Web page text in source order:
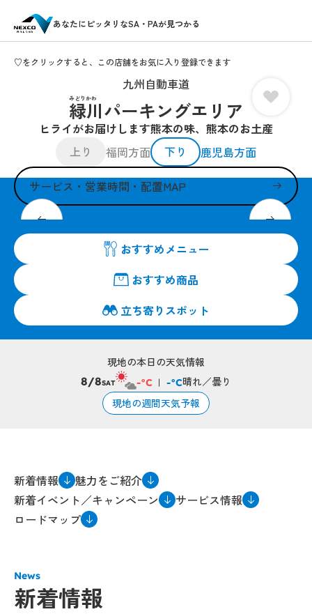
あなたにピッタリなSA・PAが見つかる
♡をクリックすると、この店舗をお気に入り登録できます
九州自動車道
緑川パーキングエリア
みどりかわ
ヒライがお届けします熊本の味、熊本のお土産
上り
福岡方面 下り 鹿児島方面
サービス・営業時間・配置MAP
熊本のソウルフード、竹輪サラダ
おすすめメニュー
おすすめ商品
立ち寄りスポット
現地の本日の天気情報
8/8SAT -°C -°C晴れ／曇り
現地の週間天気予報
新着情報
魅力をご紹介
新着イベント／キャンペーン
サービス情報
ロードマップ
News
新着情報